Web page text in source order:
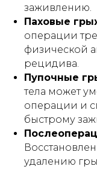
заживлению.
Паховые
операции
физической
рецидива.
Пупочные
тела может
операции и
быстрому
удалению